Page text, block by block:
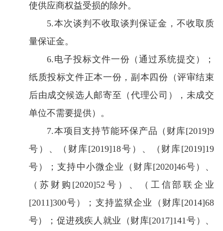
使供应商权益受损的除外。
5.本次谈判不收取谈判保证金，不收取质
量保证金。
6.电子投标文件一份（通过系统提交）；
纸质投标文件正本一份，副本四份（评审结束
后由成交候选人邮寄至（代理公司），未成交
单位不需要提供）。
7.本项目支持节能环保产品（财库[2019]9
号）、（财库[2019]18号）、（财库[2019]19
号）；支持中小微企业（财库[2020]46号）、
（苏财购[2020]52号）、（工信部联企业
[2011]300号）；支持监狱企业（财库[2014]68
号）；促进残疾人就业（财库[2017]141号）、